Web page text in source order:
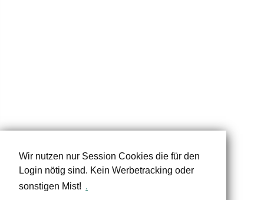
Wir nutzen nur Session Cookies die für den
Login nötig sind. Kein Werbetracking oder
sonstigen Mist! .